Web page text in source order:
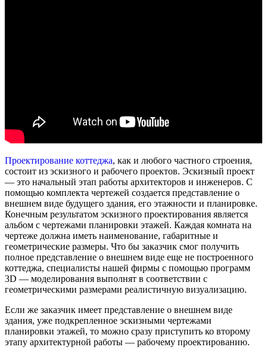
Проектирование коттеджа, как и любого частного строения,
состоит из эскизного и рабочего проектов. Эскизный проект
— это начальный этап работы архитекторов и инженеров. С
помощью комплекта чертежей создается представление о
внешнем виде будущего здания, его этажности и планировке.
Конечным результатом эскизного проектирования является
альбом с чертежами планировки этажей. Каждая комната на
чертеже должна иметь наименование, габаритные и
геометрические размеры. Что бы заказчик смог получить
полное представление о внешнем виде еще не построенного
коттеджа, специалисты нашей фирмы с помощью программ
3D — моделирования выполнят в соответствии с
геометрическими размерами реалистичную визуализацию.
Если же заказчик имеет представление о внешнем виде
здания, уже подкрепленное эскизными чертежами
планировки этажей, то можно сразу приступить ко второму
этапу архитектурной работы — рабочему проектированию.